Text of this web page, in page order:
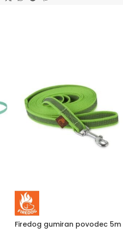
Firedog gumiran povodec 5m